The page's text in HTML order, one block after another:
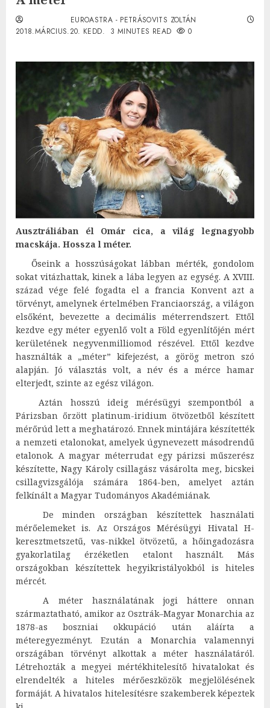
EUROASTRA - PETRÁSOVITS ZOLTÁN
2018.MÁRCIUS.20. KEDD.
3 MINUTES READ 0
Ausztráliában él Omár cica, a világ legnagyobb
macskája. Hossza l méter.
Őseink a hosszúságokat lábban mérték, gondolom
sokat vitázhattak, kinek a lába legyen az egység. A XVIII.
század vége felé fogadta el a francia Konvent azt a
törvényt, amelynek értelmében Franciaország, a világon
elsőként, bevezette a decimális méterrendszert. Ettől
kezdve egy méter egyenlő volt a Föld egyenlítőjén mért
kerületének negyvenmilliomod részével. Ettől kezdve
használták a „méter” kifejezést, a görög metron szó
alapján. Jó választás volt, a név és a mérce hamar
elterjedt, szinte az egész világon.
Aztán hosszú ideig mérésügyi szempontból a
Párizsban őrzött platinum-iridium ötvözetből készített
mérőrúd lett a meghatározó. Ennek mintájára készítették
a nemzeti etalonokat, amelyek úgynevezett másodrendű
etalonok. A magyar méterrudat egy párizsi műszerész
készítette, Nagy Károly csillagász vásárolta meg, bicskei
csillagvizsgálója számára 1864-ben, amelyet aztán
felkínált a Magyar Tudományos Akadémiának.
De minden országban készítettek használati
mérőelemeket is. Az Országos Mérésügyi Hivatal H-
keresztmetszetű, vas-nikkel ötvözetű, a hőingadozásra
gyakorlatilag érzéketlen etalont használt. Más
országokban készítettek hegyikristályokból is hiteles
mércét.
A méter használatának jogi háttere onnan
származtatható, amikor az Osztrák–Magyar Monarchia az
1878-as boszniai okkupáció után aláírta a
méteregyezményt. Ezután a Monarchia valamennyi
országában törvényt alkottak a méter használatáról.
Létrehozták a megyei mértékhitelesítő hivatalokat és
elrendelték a hiteles mérőeszközök megjelölésének
formáját. A hivatalos hitelesítésre szakemberek képeztek